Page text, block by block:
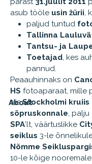
About
asub tööle usin žűrii,
paljud tuntud
Tallinna
Tantsu- ja
Toetajad, kes
pannud.
Peaauhinnaks on
HS fotoaparaat, mille
siisStockholmi kruiis
sõpruskonnale, palju
SPA’lt, väärtuslikke
seiklus 3-le
Nõmme
10-le kõige